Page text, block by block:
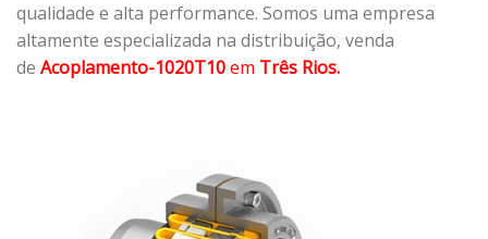
qualidade e alta performance. Somos uma empresa
altamente especializada na distribuição, venda
de Acoplamento-1020T10em Três Rios.